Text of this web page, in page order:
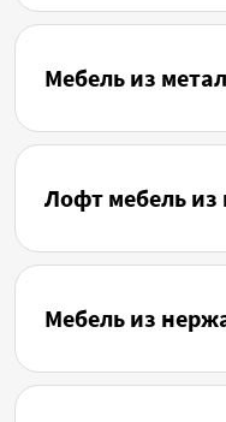
Мебель из
Лофт мебель из
Мебель из